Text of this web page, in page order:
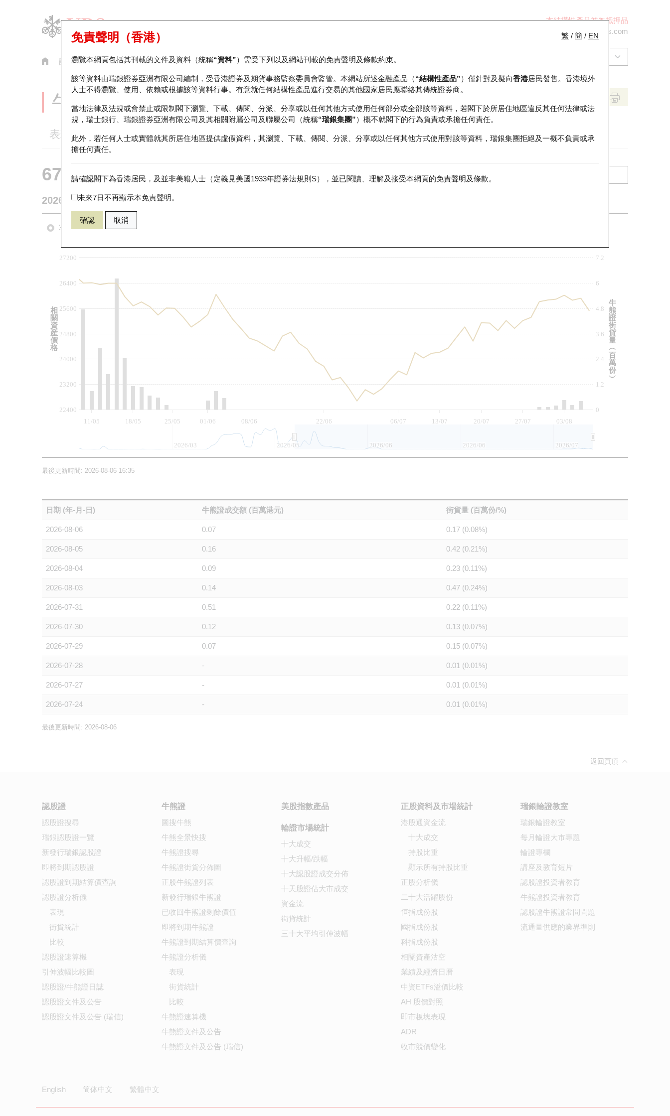
本結構性產品並無抵押品
ol-hkwarrants@ubs.com
認股證 牛熊證 美股指數產品 輪證市場統計 正股資料及市場統計 瑞銀輪證教室
繁 / 簡 / EN
免責聲明（香港）
瀏覽本網頁包括其刊載的文件及資料（統稱“資料”）需受下列以及網站刊載的免責聲明及條款約束。
該等資料由瑞銀證券亞洲有限公司編制，受香港證券及期貨事務監察委員會監管。本網站所述金融產品（“結構性產品”）僅針對及擬向香港居民發售。香港境外
人士不得瀏覽、使用、依賴或根據該等資料行事。有意就任何結構性產品進行交易的其他國家居民應聯絡其傳統證券商。
當地法律及法規或會禁止或限制閣下瀏覽、下載、傳閱、分派、分享或以任何其他方式使用任何部分或全部該等資料，若閣下於所居住地區違反其任何法律或法
規，瑞士銀行、瑞銀證券亞洲有限公司及其相關附屬公司及聯屬公司（統稱“瑞銀集團”）概不就閣下的行為負責或承擔任何責任。
此外，若任何人士或實體就其所居住地區提供虛假資料，其瀏覽、下載、傳閱、分派、分享或以任何其他方式使用對該等資料，瑞銀集團拒絕及一概不負責或承
擔任何責任。
請確認閣下為香港居民，及並非美籍人士（定義見美國1933年證券法規則S），並已閱讀、理解及接受本網頁的免責聲明及條款。
未來7日不再顯示本免責聲明。
確認 取消
牛熊證分析儀
表現 街貨統計 比較
67154 瑞銀熊證 HSI 恒生指數
2026-08-06 相關資產價格25,530.28
3個月 6個月
11/05 25/05 08/06 22/06 06/07 20/07 03/08
18/05 01/06 13/07 27/07
0
6
1.2
2.4
3.6
4.8
7.2
22400
23200
24000
24800
25600
26400
27200
2026/03 2026/05 2026/06 2026/06 2026/07
牛
熊
證
街
貨
量
︵
百
萬
份
︶
相
關
資
産
價
格
最後更新時間: 2026-08-06 16:35
日期 (年-月-日) 牛熊證成交額 (百萬港元) 街貨量 (百萬份/%)
2026-08-06 0.07 0.17 (0.08%)
2026-08-05 0.16 0.42 (0.21%)
2026-08-04 0.09 0.23 (0.11%)
2026-08-03 0.14 0.47 (0.24%)
2026-07-31 0.51 0.22 (0.11%)
2026-07-30 0.12 0.13 (0.07%)
2026-07-29 0.07 0.15 (0.07%)
2026-07-28 - 0.01 (0.01%)
2026-07-27 - 0.01 (0.01%)
2026-07-24 - 0.01 (0.01%)
最後更新時間: 2026-08-06
返回頁頂
認股證
認股證搜尋
瑞銀認股證一覽
新發行瑞銀認股證
即將到期認股證
認股證到期結算價查詢
認股證分析儀
表現
街貨統計
比較
認股證速算機
引伸波幅比較圖
認股證/牛熊證日誌
認股證文件及公告
認股證文件及公告 (瑞信)
牛熊證
圖搜牛熊
牛熊全景快搜
牛熊證搜尋
牛熊證街貨分佈圖
正股牛熊證列表
新發行瑞銀牛熊證
已收回牛熊證剩餘價值
即將到期牛熊證
牛熊證到期結算價查詢
牛熊證分析儀
表現
街貨統計
比較
牛熊證速算機
牛熊證文件及公告
牛熊證文件及公告 (瑞信)
美股指數產品
輪證市場統計
十大成交
十大升幅/跌幅
十大認股證成交分佈
十天股證佔大市成交
資金流
街貨統計
三十大平均引伸波幅
正股資料及市場統計
港股通資金流
十大成交
持股比重
顯示所有持股比重
正股分析儀
二十大活躍股份
恒指成份股
國指成份股
科指成份股
相關資產沽空
業績及經濟日曆
中資ETFs溢價比較
AH 股價對照
即市板塊表現
ADR
收市競價變化
瑞銀輪證教室
瑞銀輪證教室
每月輪證大市專題
輪證專欄
講座及教育短片
認股證投資者教育
牛熊證投資者教育
認股證牛熊證常問問題
流通量供應的業界準則
English 简体中文 繁體中文